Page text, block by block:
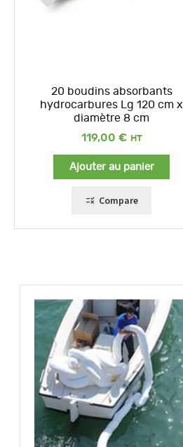
20 boudins absorbants
hydrocarbures Lg 120 cm x
diamètre 8 cm
119,00 €
Ajouter au panier
Compare